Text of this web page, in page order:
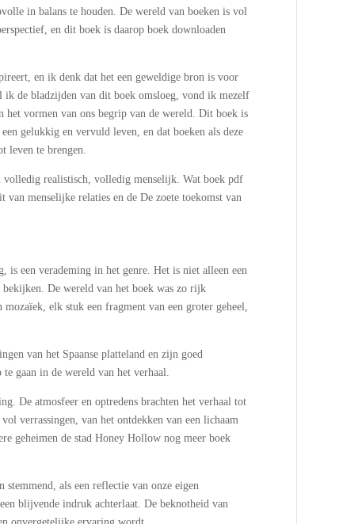
in balans te houden. De wereld van boeken is vol
en dit boek is daarop boek downloaden
en ik denk dat het een geweldige bron is voor
de bladzijden van dit boek omsloeg, vond ik mezelf
vormen van ons begrip van de wereld. Dit boek is
gelukkig en vervuld leven, en dat boeken als deze
leven te brengen.
volledig realistisch, volledig menselijk. Wat boek pdf
van menselijke relaties en de De zoete toekomst van
is een verademing in het genre. Het is niet alleen een
De wereld van het boek was zo rijk
elk stuk een fragment van een groter geheel,
van het Spaanse platteland en zijn goed
gaan in de wereld van het verhaal.
De atmosfeer en optredens brachten het verhaal tot
verrassingen, van het ontdekken van een lichaam
geheimen de stad Honey Hollow nog meer boek
als een reflectie van onze eigen
blijvende indruk achterlaat. De beknotheid van